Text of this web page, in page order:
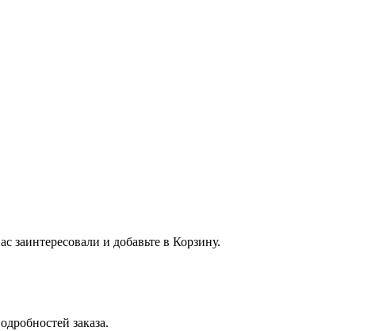
заинтересовали и добавьте в Корзину.
заказа.